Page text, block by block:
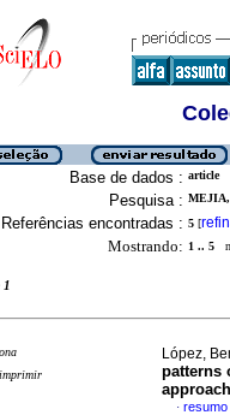
Base de dados : article
Pesquisa :
Referências encontradas : 5 [
Mostrando: 1 .. 5
1
López,
patterns
approach
· resumo